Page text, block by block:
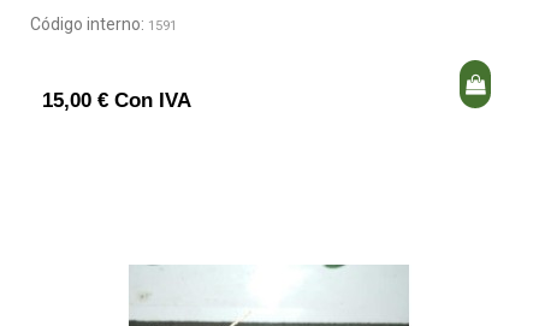
Código interno: 1591
15,00 € Con IVA